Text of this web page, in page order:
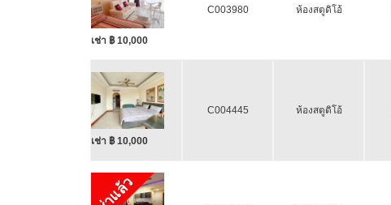
เช่า ฿ 10,000
C003980 ห้องสตูดิโอ้
เช่า ฿ 10,000
C004445 ห้องสตูดิโอ้